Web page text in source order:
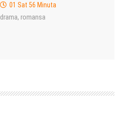
01 Sat 56 Minuta
drama, romansa